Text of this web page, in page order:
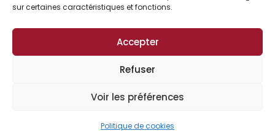
sur certaines caractéristiques et fonctions.
Accepter
Refuser
Voir les préférences
Politique de cookies
PDSB
Où se procurer une trousse de naloxone gratuitement ?
Copyright 2025 FIMUQ Tout droits réservés